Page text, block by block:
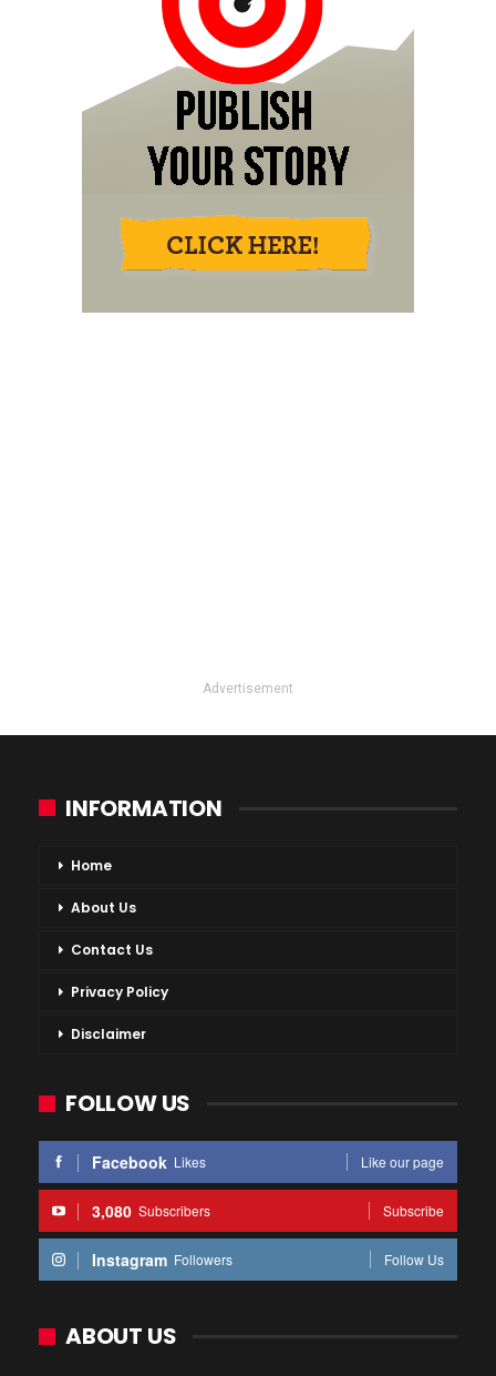
Advertisement
INFORMATION
Home
About Us
Contact Us
Privacy Policy
Disclaimer
FOLLOW US
Facebook Likes Like our page
3,080 Subscribers Subscribe
Instagram Followers Follow Us
ABOUT US